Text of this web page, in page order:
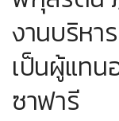
งานบริหา
เป็นผู้แทน
ซาฟารี